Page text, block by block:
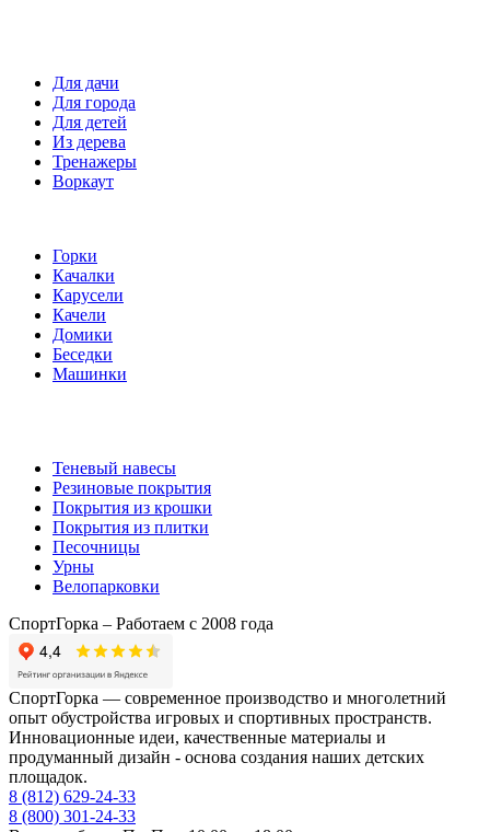
Для дачи
Для города
Для детей
Из дерева
Тренажеры
Воркаут
Горки
Качалки
Карусели
Качели
Домики
Беседки
Машинки
Теневый навесы
Резиновые покрытия
Покрытия из крошки
Покрытия из плитки
Песочницы
Урны
Велопарковки
СпортГорка – Работаем с 2008 года
СпортГорка — современное производство и многолетний
опыт обустройства игровых и спортивных пространств.
Инновационные идеи, качественные материалы и
продуманный дизайн - основа создания наших детских
площадок.
8 (812) 629-24-33
8 (800) 301-24-33